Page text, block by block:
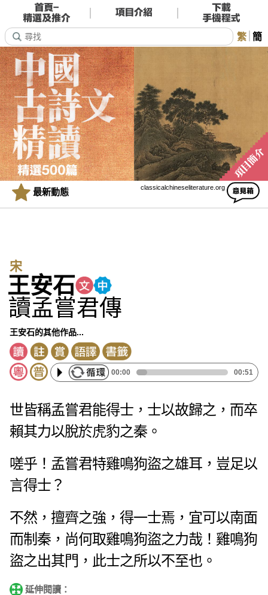
繁 簡
classicalchineseliterature.org
最新動態
宋
王安石
讀孟嘗君傳
王安石的其他作品...
00:00 00:51
世皆稱孟嘗君能得士，士以故歸之，而卒
賴其力以脫於虎豹之秦。
嗟乎！孟嘗君特雞鳴狗盜之雄耳，豈足以
言得士？
不然，擅齊之強，得一士焉，宜可以南面
而制秦，尚何取雞鳴狗盜之力哉！雞鳴狗
盜之出其門，此士之所以不至也。
延伸閱讀：